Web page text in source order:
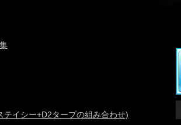
テイシー+D2タープの組み合わせ)